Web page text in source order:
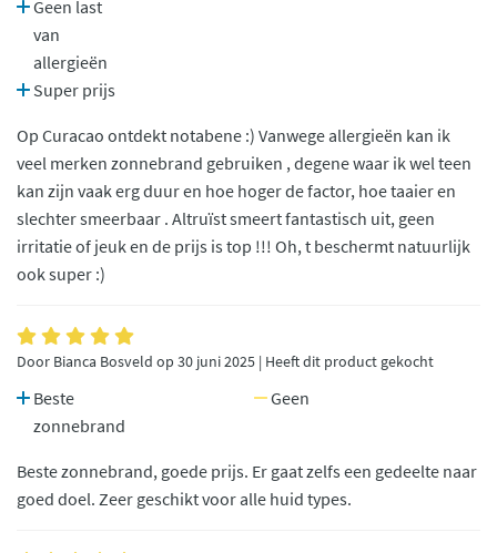
Geen last
van
allergieën
Super prijs
Op Curacao ontdekt notabene :) Vanwege allergieën kan ik
veel merken zonnebrand gebruiken , degene waar ik wel teen
kan zijn vaak erg duur en hoe hoger de factor, hoe taaier en
slechter smeerbaar . Altruïst smeert fantastisch uit, geen
irritatie of jeuk en de prijs is top !!! Oh, t beschermt natuurlijk
ook super :)
Door Bianca Bosveld op 30 juni 2025 | Heeft dit product gekocht
Beste
zonnebrand
Geen
Beste zonnebrand, goede prijs. Er gaat zelfs een gedeelte naar
goed doel. Zeer geschikt voor alle huid types.